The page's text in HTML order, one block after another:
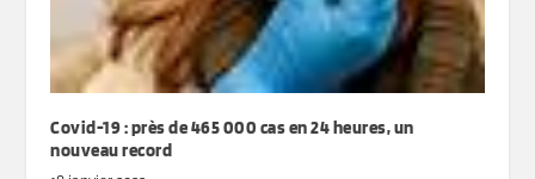
Covid-19 : près de 465 000 cas en 24 heures, un
nouveau record